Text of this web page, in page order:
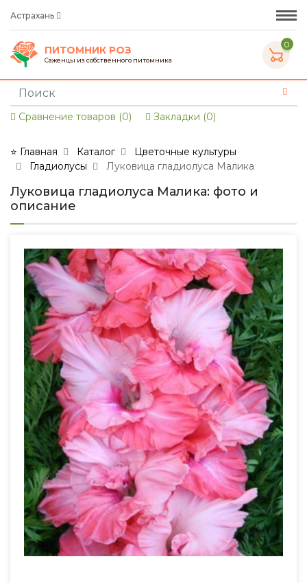
Астрахань
ПИТОМНИК РОЗ
Саженцы из собственного питомника
0
Сравнение товаров (0) Закладки (0)
⭐ Главная Каталог
Цветочные культуры
Гладиолусы
Луковица гладиолуса Малика
Луковица гладиолуса Малика: фото и
описание